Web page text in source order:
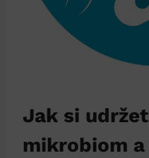
Jak si
mikrobiom